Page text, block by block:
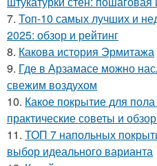
7. Топ-10 самых лучших и
2025: обзор и рейтинг
8. Какова история Эрмитажа
9. Где в Арзамасе можно
свежим воздухом
10. Какое покрытие для
практические советы и
11. ТОП 7 напольных
выбор идеального варианта